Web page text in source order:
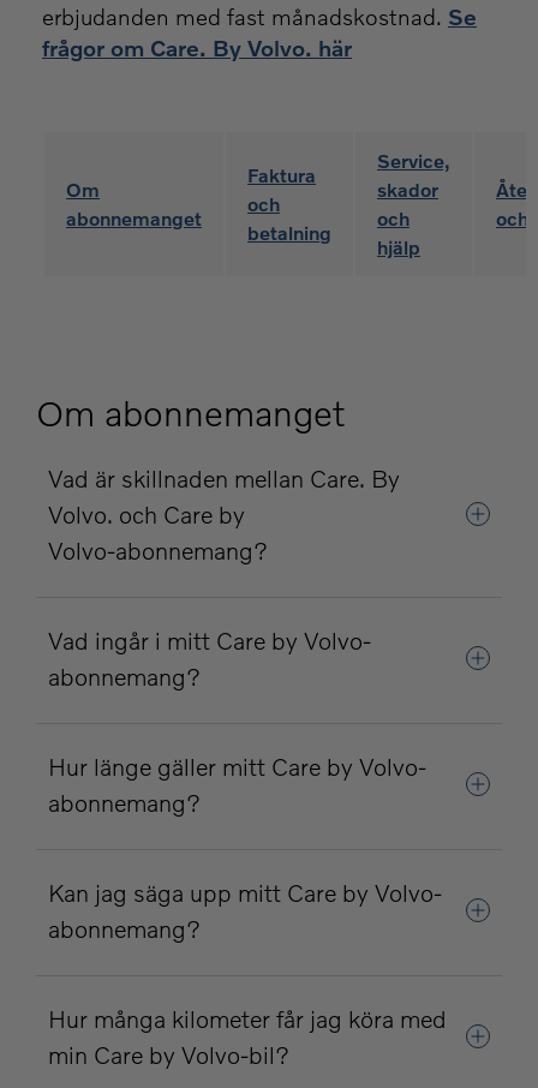
erbjudanden med fast månadskostnad. Se
frågor om Care. By Volvo. här
Om
abonnemanget
Faktura
och
betalning
Service,
skador
och
hjälp
och
Om abonnemanget
Vad är skillnaden mellan Care. By
Volvo. och Care by
Volvo‑abonnemang?
Vad ingår i mitt Care by Volvo-
abonnemang?
Hur länge gäller mitt Care by Volvo-
abonnemang?
Kan jag säga upp mitt Care by Volvo-
abonnemang?
Hur många kilometer får jag köra med
min Care by Volvo-bil?